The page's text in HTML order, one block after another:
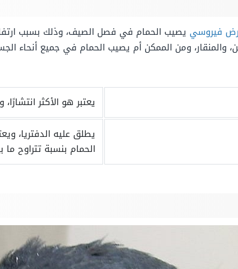
فيروسي يصيب الحمام في فصل الصيف، وذلك بسبب
والمنقار، ومن الممكن أم يصيب الحمام في جميع أنحاء
يعتبر هو الأكثر
يطلق عليه الدفتريا،
الحمام بنسبة تتراوح ما بين 50% إلى 60%، ويتسبب في تقليل